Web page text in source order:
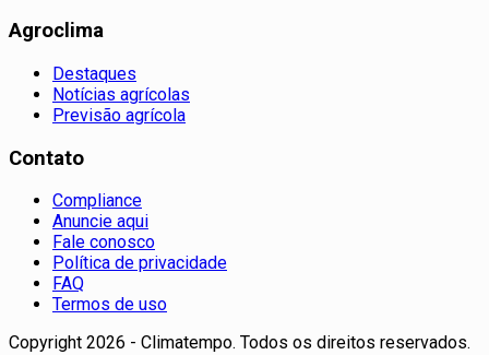
Agroclima
Destaques
Notícias agrícolas
Previsão agrícola
Contato
Compliance
Anuncie aqui
Fale conosco
Política de privacidade
FAQ
Termos de uso
Copyright 2026 - Climatempo. Todos os direitos reservados.